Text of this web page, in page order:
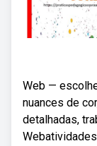
Web —
nuances de
detalhadas,